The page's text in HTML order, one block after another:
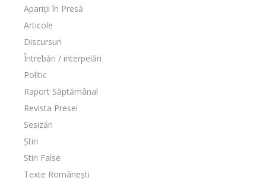
Apariții în Presă
Articole
Discursuri
Întrebări / interpelări
Politic
Raport Săptămânal
Revista Presei
Sesizări
Știri
Stiri False
Texte Românești